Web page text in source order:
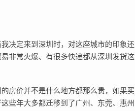
决定来到深圳时，对这座城市的印象还
非常火爆、有很多快递都从深圳发货这
房价并不是什么地方都那么贵，如果买
些年大多都迁移到了广州、东莞、惠州